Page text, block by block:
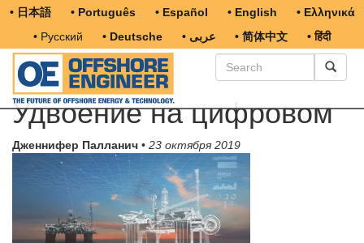
• 日本語 • Português • Español • English
• Ελληνικά
• Русский
• Deutsche • عربى • 简体中文 • हिंदी
Удвоение на цифровом
Дженнифер Палланич • 23 октября 2019